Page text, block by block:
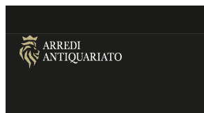
to
content